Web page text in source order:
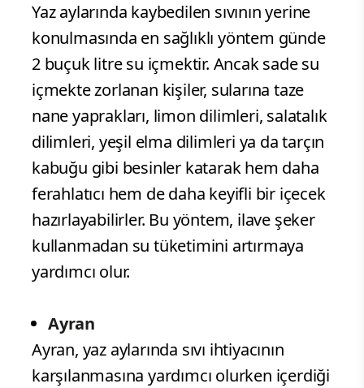
Yaz aylarında kaybedilen sıvının yerine
konulmasında en sağlıklı yöntem günde
2 buçuk litre su içmektir. Ancak sade su
içmekte zorlanan kişiler, sularına taze
nane yaprakları, limon dilimleri, salatalık
dilimleri, yeşil elma dilimleri ya da tarçın
kabuğu gibi besinler katarak hem daha
ferahlatıcı hem de daha keyifli bir içecek
hazırlayabilirler. Bu yöntem, ilave şeker
kullanmadan su tüketimini artırmaya
yardımcı olur.
Ayran
Ayran, yaz aylarında sıvı ihtiyacının
karşılanmasına yardımcı olurken içerdiği